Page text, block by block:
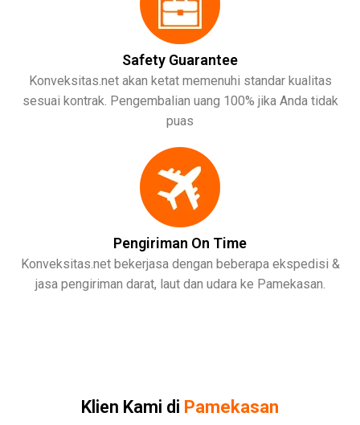
Safety Guarantee
Konveksitas.net akan ketat memenuhi standar kualitas
sesuai kontrak. Pengembalian uang 100% jika Anda tidak
puas
Pengiriman On Time
Konveksitas.net bekerjasa dengan beberapa ekspedisi &
jasa pengiriman darat, laut dan udara ke Pamekasan.
Klien Kami di Pamekasan